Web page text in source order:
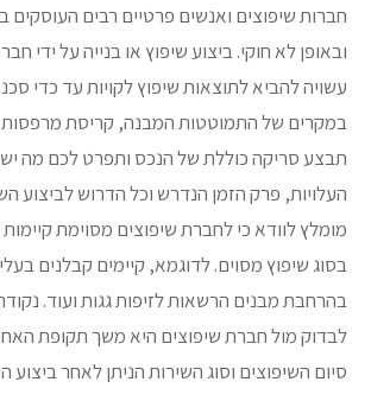
חברות שיפוצים ואנשים פרטיים רבים
ובאופן לא חוקי. ביצוע שיפוץ או בנייה על ידי
עשויה להביא לתוצאות שיפוץ לקויות עד כדי
במקרים של התמוטטות המבנה, קריסת מרפסות
תבצע סריקה כוללת של הנכס ותפרט לכם מה
העלויות, פרק הזמן הנדרש וכל הדרוש לביצוע
מומלץ לוודא כי לחברת שיפוצים מסוימת
בסוג שיפוץ מסוים. לדוגמא, קיימים קבלנים
בהרחבת מבנים הרשאות לזיפות גגות ועוד.
לבדוק מול חברת שיפוצים היא משך תקופת
סיום השיפוצים וסוג השירות הניתן לאחר